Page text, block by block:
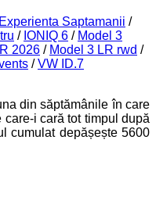
Experienta Saptamanii /
/ IONIQ 6 / Model 3
2026 / Model 3 LR rwd /
/VW ID.7
din săptămânile în care
i cară tot timpul după
cumulat depășește 5600